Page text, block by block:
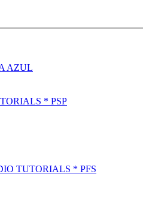
AZUL
* PSP
TUTORIALS * PFS